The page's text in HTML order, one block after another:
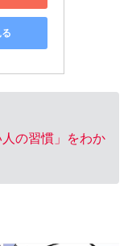
人の習慣」をわか